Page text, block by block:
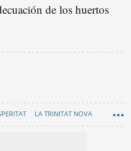
de los huertos
LA TRINITAT NOVA